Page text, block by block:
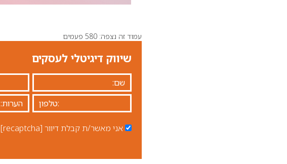
עמוד זה נצפה: 580 פעמים
שיווק דיגיטלי לעסקים
אני מאשר/ת קבלת דיוור [recaptcha]